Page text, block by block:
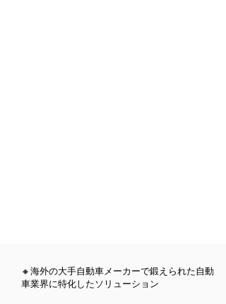
🔸海外の大手自動車メーカーで鍛えられた自動
車業界に特化したソリューション